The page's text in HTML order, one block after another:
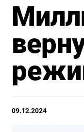
09.12.2024